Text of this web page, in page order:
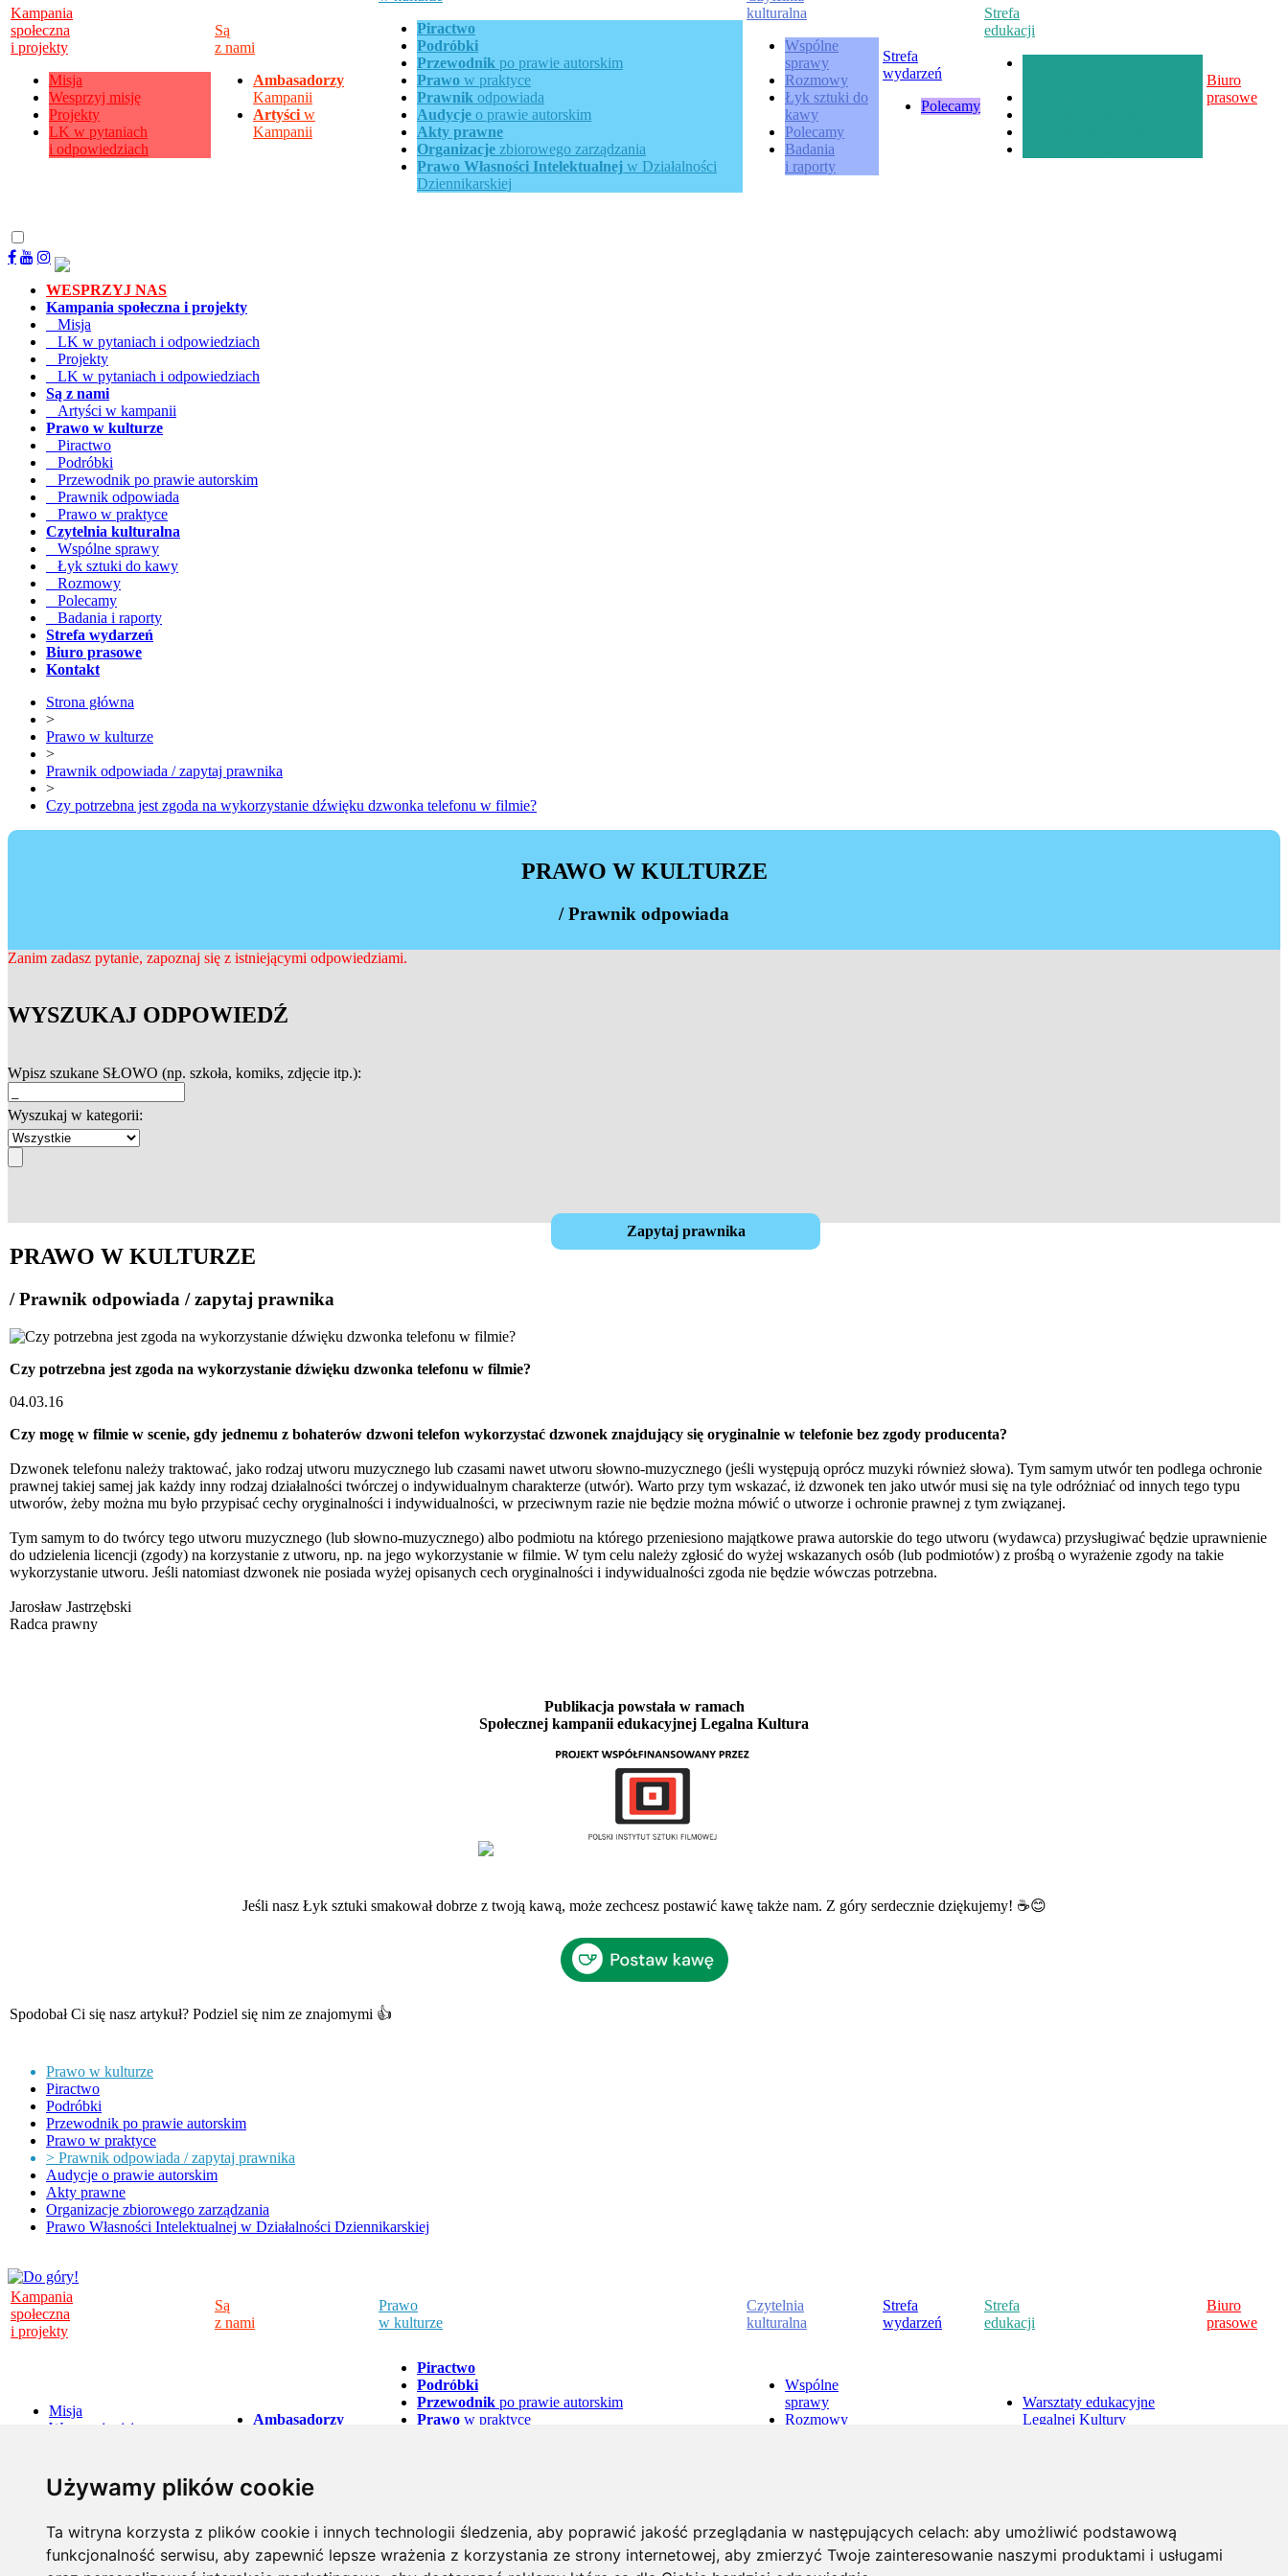
Używamy plików cookie
Ta witryna korzysta z plików cookie i innych technologii śledzenia, aby poprawić jakość przeglądania w następujących celach: aby umożliwić podstawową
funkcjonalność serwisu, aby zapewnić lepsze wrażenia z korzystania ze strony internetowej, aby zmierzyć Twoje zainteresowanie naszymi produktami i usługami
Kampania
społeczna
i projekty
Misja
Wesprzyj misję
Projekty
LK w pytaniach
i odpowiedziach
Są
z nami
Ambasadorzy
Kampanii
Artyści w
Kampanii
Piractwo
Podróbki
Przewodnik po prawie autorskim
Prawo w praktyce
Prawnik odpowiada
Audycje o prawie autorskim
Akty prawne
Organizacje zbiorowego zarządzania
Prawo Własności Intelektualnej w Działalności
Dziennikarskiej
kulturalna
Wspólne
sprawy
Rozmowy
Łyk sztuki do
kawy
Polecamy
Badania
i raporty
Strefa
wydarzeń
Polecamy
Strefa
edukacji
Biuro
prasowe
WESPRZYJ NAS
Kampania społeczna i projekty
Misja
LK w pytaniach i odpowiedziach
Projekty
LK w pytaniach i odpowiedziach
Są z nami
Artyści w kampanii
Prawo w kulturze
Piractwo
Podróbki
Przewodnik po prawie autorskim
Prawnik odpowiada
Prawo w praktyce
Czytelnia kulturalna
Wspólne sprawy
Łyk sztuki do kawy
Rozmowy
Polecamy
Badania i raporty
Strefa wydarzeń
Biuro prasowe
Kontakt
Strona główna
>
Prawo w kulturze
>
Prawnik odpowiada / zapytaj prawnika
>
Czy potrzebna jest zgoda na wykorzystanie dźwięku dzwonka telefonu w filmie?
PRAWO W KULTURZE
/ Prawnik odpowiada
Zanim zadasz pytanie, zapoznaj się z istniejącymi odpowiedziami.
WYSZUKAJ ODPOWIEDŹ
Wpisz szukane SŁOWO (np. szkoła, komiks, zdjęcie itp.):
Wyszukaj w kategorii:
Zapytaj prawnika
PRAWO W KULTURZE
/ Prawnik odpowiada / zapytaj prawnika
Czy potrzebna jest zgoda na wykorzystanie dźwięku dzwonka telefonu w filmie?
04.03.16
Czy mogę w filmie w scenie, gdy jednemu z bohaterów dzwoni telefon wykorzystać dzwonek znajdujący się oryginalnie w telefonie bez zgody producenta?
Dzwonek telefonu należy traktować, jako rodzaj utworu muzycznego lub czasami nawet utworu słowno-muzycznego (jeśli występują oprócz muzyki również słowa). Tym samym utwór ten podlega ochronie
prawnej takiej samej jak każdy inny rodzaj działalności twórczej o indywidualnym charakterze (utwór). Warto przy tym wskazać, iż dzwonek ten jako utwór musi się na tyle odróżniać od innych tego typu
utworów, żeby można mu było przypisać cechy oryginalności i indywidualności, w przeciwnym razie nie będzie można mówić o utworze i ochronie prawnej z tym związanej.
Tym samym to do twórcy tego utworu muzycznego (lub słowno-muzycznego) albo podmiotu na którego przeniesiono majątkowe prawa autorskie do tego utworu (wydawca) przysługiwać będzie uprawnienie
do udzielenia licencji (zgody) na korzystanie z utworu, np. na jego wykorzystanie w filmie. W tym celu należy zgłosić do wyżej wskazanych osób (lub podmiotów) z prośbą o wyrażenie zgody na takie
wykorzystanie utworu. Jeśli natomiast dzwonek nie posiada wyżej opisanych cech oryginalności i indywidualności zgoda nie będzie wówczas potrzebna.
Jarosław Jastrzębski
Radca prawny
Publikacja powstała w ramach
Społecznej kampanii edukacyjnej Legalna Kultura
Jeśli nasz Łyk sztuki smakował dobrze z twoją kawą, może zechcesz postawić kawę także nam. Z góry serdecznie dziękujemy! ☕️😊
Spodobał Ci się nasz artykuł? Podziel się nim ze znajomymi 👍
Prawo w kulturze
Piractwo
Podróbki
Przewodnik po prawie autorskim
Prawo w praktyce
> Prawnik odpowiada / zapytaj prawnika
Audycje o prawie autorskim
Akty prawne
Organizacje zbiorowego zarządzania
Prawo Własności Intelektualnej w Działalności Dziennikarskiej
Kampania
społeczna
i projekty
Są
z nami
Prawo
w kulturze
Czytelnia
kulturalna
Strefa
wydarzeń
Strefa
edukacji
Biuro
prasowe
Misja
Wesprzyj misję
i odpowiedziach
Ambasadorzy
Piractwo
Podróbki
Przewodnik po prawie autorskim
Prawo w praktyce
Dziennikarskiej
Wspólne
sprawy
Rozmowy
Warsztaty edukacyjne
Legalnej Kultury
ul. Marszałkowska 84/92 lok. 121,tel. +48 22 891 04 19 Fundacja Biuro Ustawienia Zastrzeżenia